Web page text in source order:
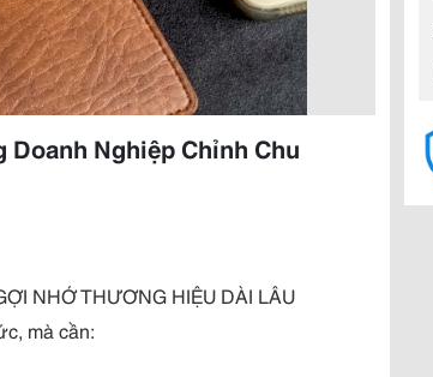
Doanh Nghiệp Chỉnh Chu
NHỚ THƯƠNG HIỆU DÀI LÂU
mà cần: